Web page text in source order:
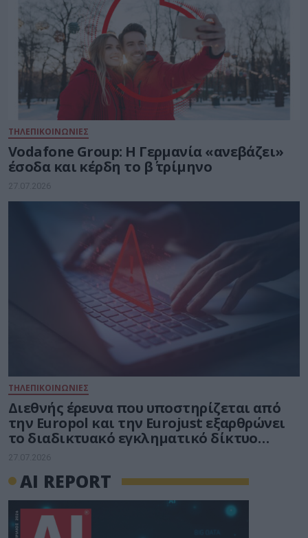
ΤΗΛΕΠΙΚΟΙΝΩΝΙΕΣ
Vodafone Group: Η Γερμανία «ανεβάζει»
έσοδα και κέρδη το β΄ τρίμηνο
27.07.2026
ΤΗΛΕΠΙΚΟΙΝΩΝΙΕΣ
Διεθνής έρευνα που υποστηρίζεται από
την Europol και την Eurojust εξαρθρώνει
το διαδικτυακό εγκληματικό δίκτυο
απάτης
27.07.2026
ΑΙ REPORT